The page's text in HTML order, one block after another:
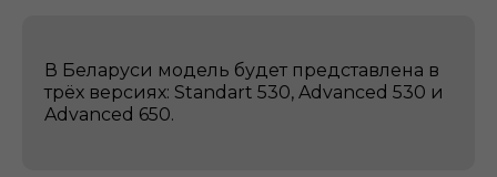
В Беларуси модель будет представлена в
трёх версиях: Standart 530, Advanced 530 и
Advanced 650.